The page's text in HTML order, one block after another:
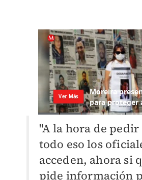
"A la hora de
todo eso los
acceden, ahora si
pide información